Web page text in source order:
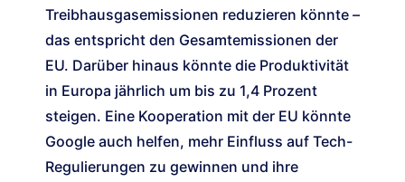
Treibhausgasemissionen reduzieren könnte –
das entspricht den Gesamtemissionen der
EU. Darüber hinaus könnte die Produktivität
in Europa jährlich um bis zu 1,4 Prozent
steigen. Eine Kooperation mit der EU könnte
Google auch helfen, mehr Einfluss auf Tech-
Regulierungen zu gewinnen und ihre